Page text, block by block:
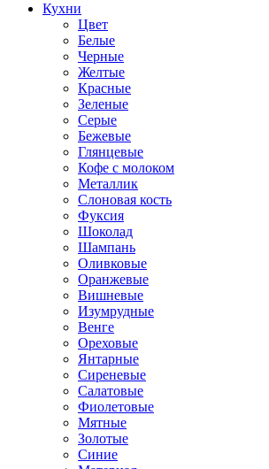
Кухни
Цвет
Белые
Черные
Желтые
Красные
Зеленые
Серые
Бежевые
Глянцевые
Кофе с молоком
Металлик
Слоновая кость
Фуксия
Шоколад
Шампань
Оливковые
Оранжевые
Вишневые
Изумрудные
Венге
Ореховые
Янтарные
Сиреневые
Салатовые
Фиолетовые
Мятные
Золотые
Синие